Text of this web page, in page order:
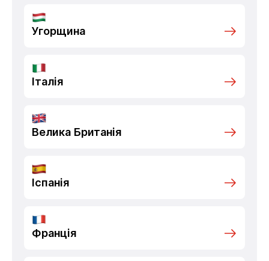
Угорщина
Італія
Велика Британія
Іспанія
Франція